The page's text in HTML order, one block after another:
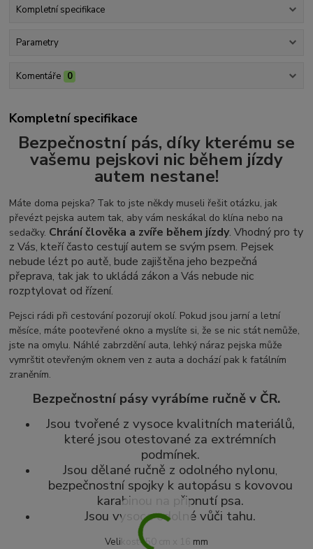
Kompletní specifikace
Parametry
Komentáře 0
Kompletní specifikace
Bezpečnostní pás, díky kterému se
vašemu pejskovi nic během jízdy
autem nestane!
Máte doma pejska? Tak to jste někdy museli řešit otázku, jak
převézt pejska autem tak, aby vám neskákal do klína nebo na
sedačky. Chrání člověka a zvíře během jízdy. Vhodný pro ty
z Vás, kteří často cestují autem se svým psem. Pejsek
nebude lézt po autě, bude zajištěna jeho bezpečná
přeprava, tak jak to ukládá zákon a Vás nebude nic
rozptylovat od řízení.
Pejsci rádi při cestování pozorují okolí. Pokud jsou jarní a letní
měsíce, máte pootevřené okno a myslíte si, že se nic stát nemůže,
jste na omylu. Náhlé zabrzdění auta, lehký náraz pejska může
vymrštit otevřeným oknem ven z auta a dochází pak k fatálním
zraněním.
Bezpečnostní pásy vyrábíme ručně v ČR.
Jsou tvořené z vysoce kvalitních materiálů,
které jsou otestované za extrémních
podmínek.
Jsou dělané ručně z odolného nylonu,
bezpečnostní spojky k autopásu s kovovou
karabinou na připnutí psa.
Jsou vysoce odolné vůči tahu.
Velikost- 50 cm x 16 mm